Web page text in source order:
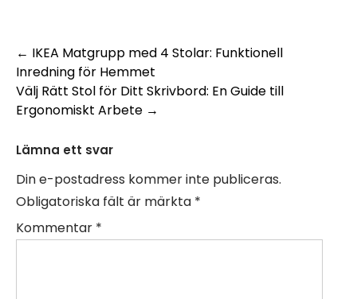
Inläggsnavigering
← IKEA Matgrupp med 4 Stolar: Funktionell
Inredning för Hemmet
Välj Rätt Stol för Ditt Skrivbord: En Guide till
Ergonomiskt Arbete →
Lämna ett svar
Din e-postadress kommer inte publiceras.
Obligatoriska fält är märkta *
Kommentar *